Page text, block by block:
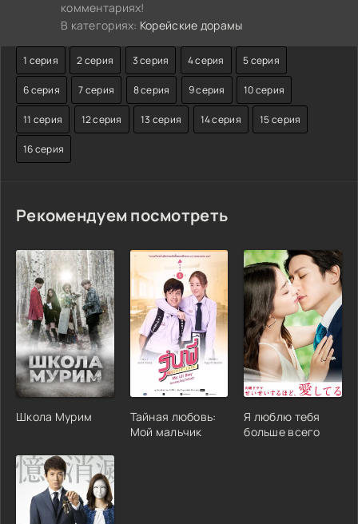
комментариях!
В категориях: Корейские дорамы
1 серия 2 серия 3 серия 4 серия 5 серия
6 серия 7 серия 8 серия 9 серия 10 серия
11 серия 12 серия 13 серия 14 серия 15 серия
16 серия
Рекомендуем посмотреть
Школа Мурим
Тайная любовь:
Мой мальчик
Я люблю тебя
больше всего